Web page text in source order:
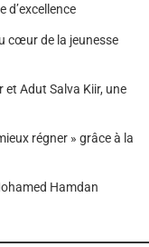
d’excellence
cœur de la jeunesse
et Adut Salva Kiir, une
régner » grâce à la
Hamdan